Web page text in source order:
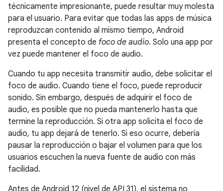
técnicamente impresionante, puede resultar muy molesta
para el usuario. Para evitar que todas las apps de música
reproduzcan contenido al mismo tiempo, Android
presenta el concepto de foco de audio. Solo una app por
vez puede mantener el foco de audio.
Cuando tu app necesita transmitir audio, debe solicitar el
foco de audio. Cuando tiene el foco, puede reproducir
sonido. Sin embargo, después de adquirir el foco de
audio, es posible que no pueda mantenerlo hasta que
termine la reproducción. Si otra app solicita el foco de
audio, tu app dejará de tenerlo. Si eso ocurre, debería
pausar la reproducción o bajar el volumen para que los
usuarios escuchen la nueva fuente de audio con más
facilidad.
Antes de Android 12 (nivel de API 31), el sistema no